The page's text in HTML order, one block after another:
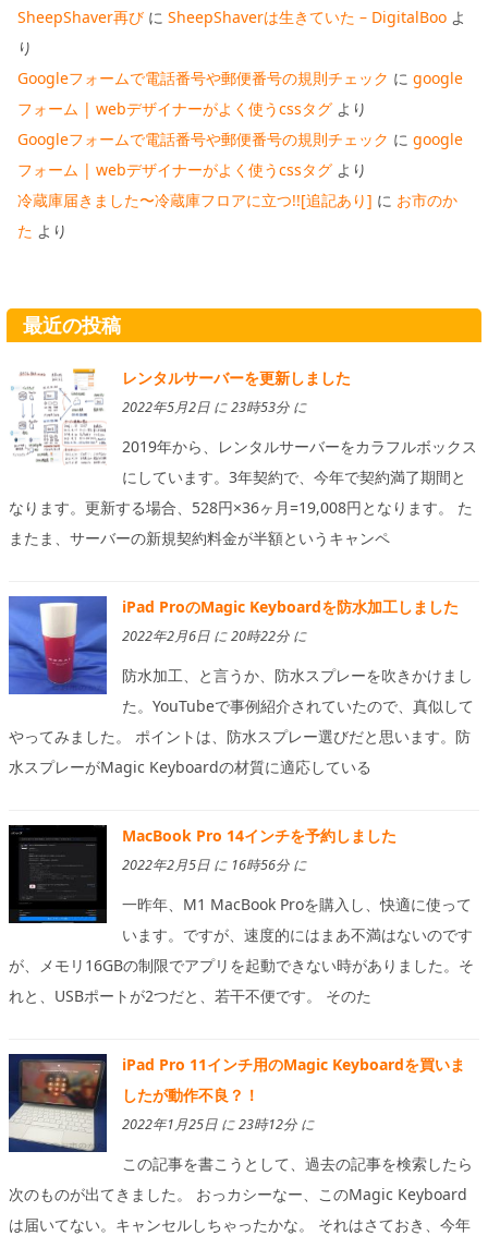
SheepShaver再び に SheepShaverは生きていた – DigitalBoo よ
り
Googleフォームで電話番号や郵便番号の規則チェック に google
フォーム | webデザイナーがよく使うcssタグ より
Googleフォームで電話番号や郵便番号の規則チェック に google
フォーム | webデザイナーがよく使うcssタグ より
冷蔵庫届きました〜冷蔵庫フロアに立つ!![追記あり] に お市のか
た より
最近の投稿
レンタルサーバーを更新しました
2022年5月2日 に 23時53分 に
2019年から、レンタルサーバーをカラフルボックス
にしています。3年契約で、今年で契約満了期間と
なります。更新する場合、528円×36ヶ月=19,008円となります。 た
またま、サーバーの新規契約料金が半額というキャンペ
iPad ProのMagic Keyboardを防水加工しました
2022年2月6日 に 20時22分 に
防水加工、と言うか、防水スプレーを吹きかけまし
た。YouTubeで事例紹介されていたので、真似して
やってみました。 ポイントは、防水スプレー選びだと思います。防
水スプレーがMagic Keyboardの材質に適応している
MacBook Pro 14インチを予約しました
2022年2月5日 に 16時56分 に
一昨年、M1 MacBook Proを購入し、快適に使って
います。ですが、速度的にはまあ不満はないのです
が、メモリ16GBの制限でアプリを起動できない時がありました。そ
れと、USBポートが2つだと、若干不便です。 そのた
iPad Pro 11インチ用のMagic Keyboardを買いま
したが動作不良？！
2022年1月25日 に 23時12分 に
この記事を書こうとして、過去の記事を検索したら
次のものが出てきました。 おっカシーなー、このMagic Keyboard
は届いてない。キャンセルしちゃったかな。 それはさておき、今年